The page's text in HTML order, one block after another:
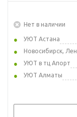
Нет в наличии
УЮТ Астана
Новосибирск,
УЮТ в тц Апорт
УЮТ Алматы